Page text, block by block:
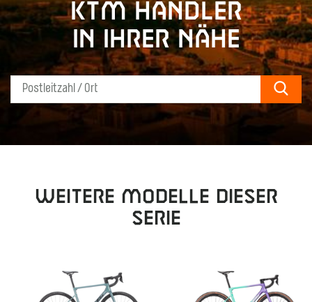
KTM Händler
in Ihrer Nähe
Weitere Modelle dieser
Serie